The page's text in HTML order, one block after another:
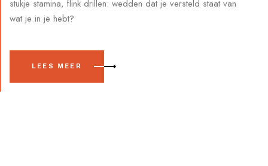
stukje stamina, flink drillen: wedden dat je versteld staat van
wat je in je hebt?
LEES MEER